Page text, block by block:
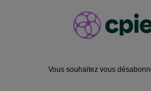
Vous souhaitez vous